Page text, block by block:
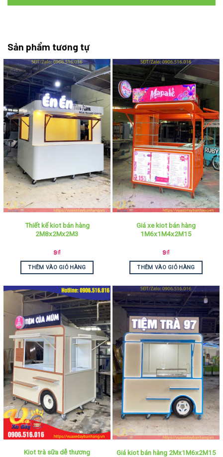
Sản phẩm tương tự
Thiết kế kiot bán hàng
2M8x2Mx2M3
9₫
THÊM VÀO GIỎ HÀNG
Giá xe kiot bán hàng
1M6x1M4x2M15
9₫
THÊM VÀO GIỎ HÀNG
Kiot trà sữa dễ thương
Giá kiot bán hàng 2Mx1M6x2M15